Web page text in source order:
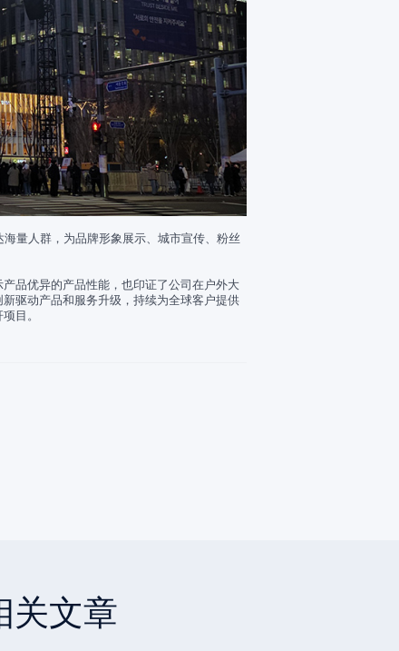
量人群，为品牌形象展示、城市宣传、粉丝
品优异的产品性能，也印证了公司在户外大
驱动产品和服务升级，持续为全球客户提供
目。
关文章